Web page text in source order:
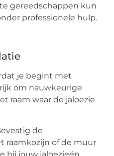
gereedschappen kun
professionele hulp.
je begint met
om nauwkeurige
raam waar de jaloezie
de
raamkozijn of de muur